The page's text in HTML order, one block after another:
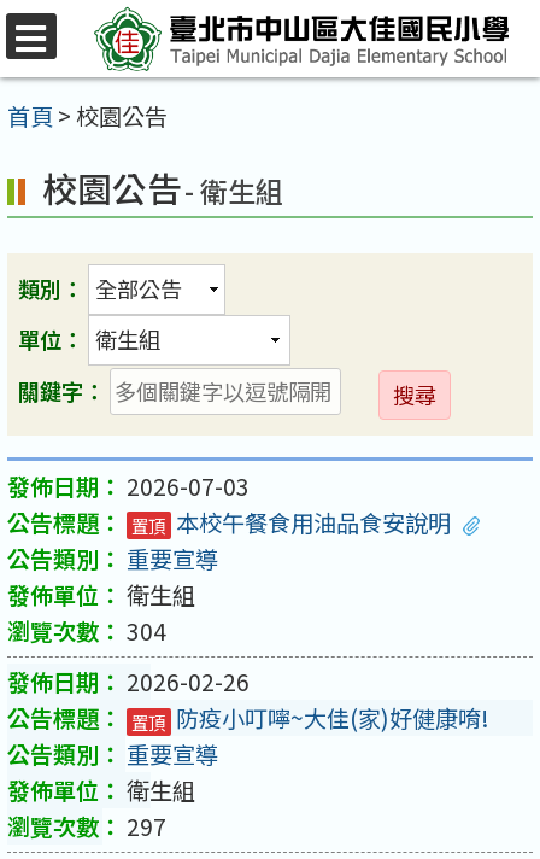
跳
至
主
內
容
首頁 >校園公告
校園公告- 衛生組
類別：
單位：
關鍵字：
送
出
2026-07-03
置頂 本校午餐食用油品食安說明
重要宣導
衛生組
304
2026-02-26
置頂 防疫小叮嚀~大佳(家)好健康唷!
重要宣導
衛生組
297
選
單